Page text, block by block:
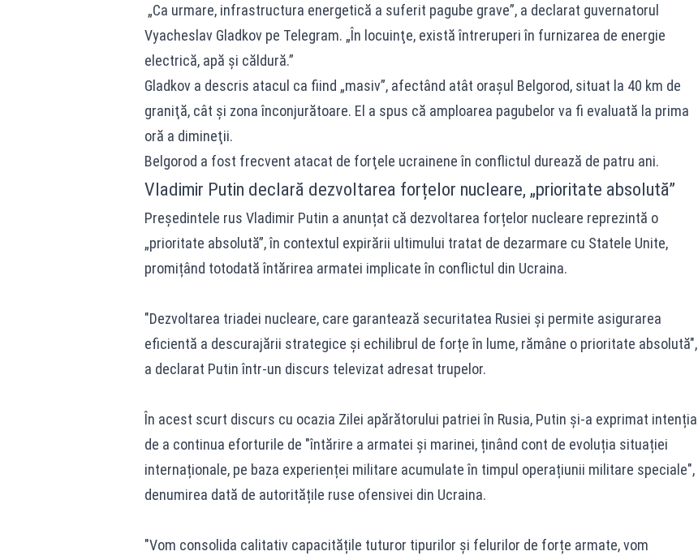
„Ca urmare, infrastructura energetică a suferit pagube grave”, a declarat guvernatorul
Vyacheslav Gladkov pe Telegram. „În locuinţe, există întreruperi în furnizarea de energie
electrică, apă şi căldură.”
Gladkov a descris atacul ca fiind „masiv”, afectând atât oraşul Belgorod, situat la 40 km de
graniţă, cât şi zona înconjurătoare. El a spus că amploarea pagubelor va fi evaluată la prima
oră a dimineţii.
Belgorod a fost frecvent atacat de forţele ucrainene în conflictul durează de patru ani.
Vladimir Putin declară dezvoltarea forțelor nucleare, „prioritate absolută”
Președintele rus Vladimir Putin a anunțat că dezvoltarea forțelor nucleare reprezintă o
„prioritate absolută”, în contextul expirării ultimului tratat de dezarmare cu Statele Unite,
promițând totodată întărirea armatei implicate în conflictul din Ucraina.
"Dezvoltarea triadei nucleare, care garantează securitatea Rusiei și permite asigurarea
eficientă a descurajării strategice și echilibrul de forțe în lume, rămâne o prioritate absolută",
a declarat Putin într-un discurs televizat adresat trupelor.
În acest scurt discurs cu ocazia Zilei apărătorului patriei în Rusia, Putin și-a exprimat intenția
de a continua eforturile de "întărire a armatei și marinei, ținând cont de evoluția situației
internaționale, pe baza experienței militare acumulate în timpul operațiunii militare speciale",
denumirea dată de autoritățile ruse ofensivei din Ucraina.
"Vom consolida calitativ capacitățile tuturor tipurilor și felurilor de forțe armate, vom